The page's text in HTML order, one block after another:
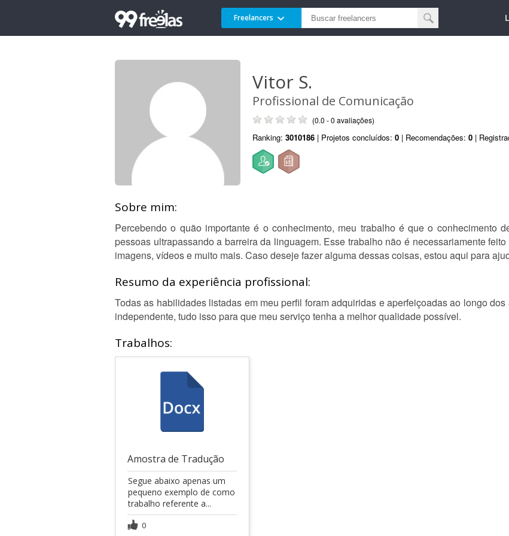
Freelancers
Vitor S.
Profissional de Comunicação
(0.0 - 0 avaliações)
Ranking: 3010186 | Projetos concluídos: 0 | Recomendações: 0 |
Sobre mim:
Percebendo o quão importante é o conhecimento, meu trabalho é que o conhecimento
pessoas ultrapassando a barreira da linguagem. Esse trabalho não é necessariamente
imagens, vídeos e muito mais. Caso deseje fazer alguma dessas coisas, estou aqui para
Resumo da experiência profissional:
Todas as habilidades listadas em meu perfil foram adquiridas e aperfeiçoadas ao longo
independente, tudo isso para que meu serviço tenha a melhor qualidade possível.
Trabalhos:
Amostra de Tradução
Segue abaixo apenas um
pequeno exemplo de como
trabalho referente a...
0